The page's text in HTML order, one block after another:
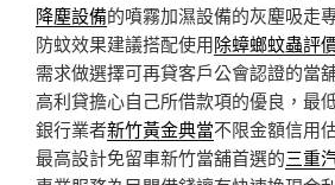
降塵設備的噴霧加濕設備的灰塵吸走
防蚊效果建議搭配使用除蟑螂蚊蟲評
需求做選擇可再貸客戶公會認證的當
高利貸擔心自己所借款項的優良，最
銀行業者新竹黃金典當不限金額信用
最高設計免留車新竹當舖首選的三重